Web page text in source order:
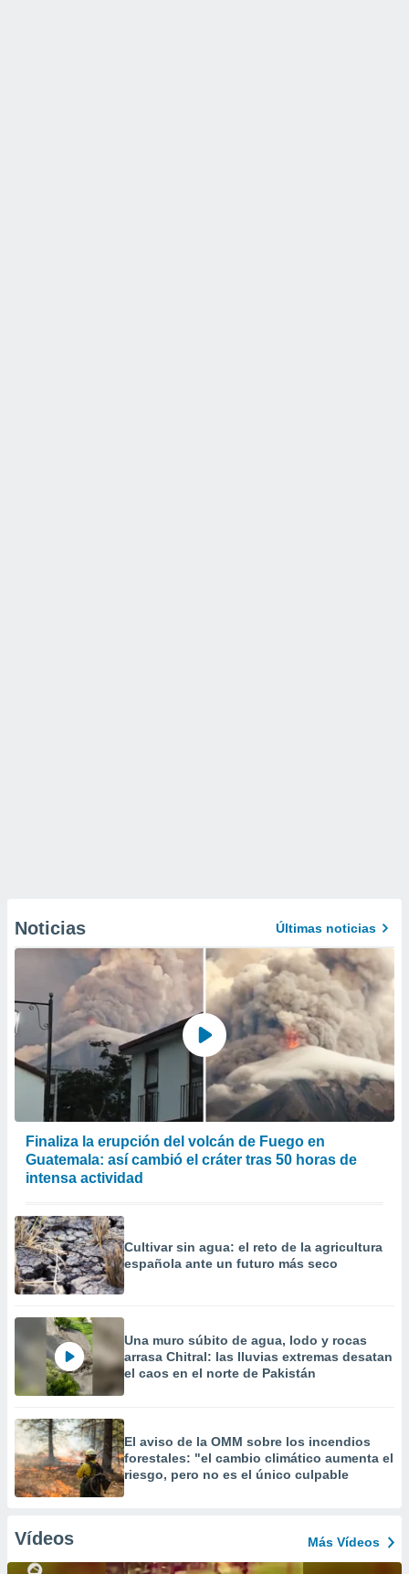
Noticias Últimas noticias
Finaliza la erupción del volcán de Fuego en
Guatemala: así cambió el cráter tras 50 horas de
intensa actividad
Cultivar sin agua: el reto de la agricultura
española ante un futuro más seco
Una muro súbito de agua, lodo y rocas
arrasa Chitral: las lluvias extremas desatan
el caos en el norte de Pakistán
El aviso de la OMM sobre los incendios
forestales: "el cambio climático aumenta el
riesgo, pero no es el único culpable
Vídeos Más Vídeos